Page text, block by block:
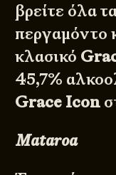
βρείτε όλα
περγαμόντο
κλασικό
45,7%
Grace Icon
Mataroa